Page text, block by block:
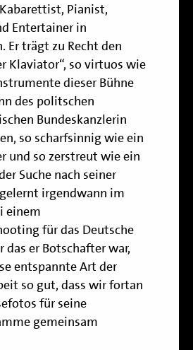
Pianist,
Entertainer in
Er trägt zu Recht den
Klaviator“, so virtuos wie
dieser Bühne
des politschen
Bundeskanzlerin
so scharfsinnig wie ein
und so zerstreut wie ein
Suche nach seiner
irgendwann im
einem
für das Deutsche
das er Botschafter war,
entspannte Art der
so gut, dass wir fortan
für seine
gemeinsam